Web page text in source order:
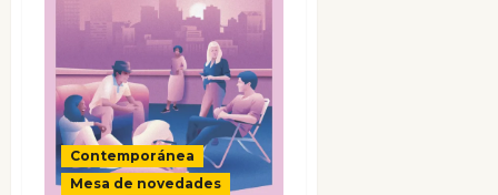
Contemporánea
Mesa de novedades